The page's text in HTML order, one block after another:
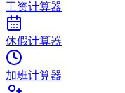
工资计算器
休假计算器
加班计算器